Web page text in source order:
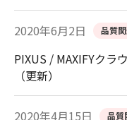
2020年6月2日 品質
PIXUS / MAXIFYクラ
（更新）
2020年4月15日 品質